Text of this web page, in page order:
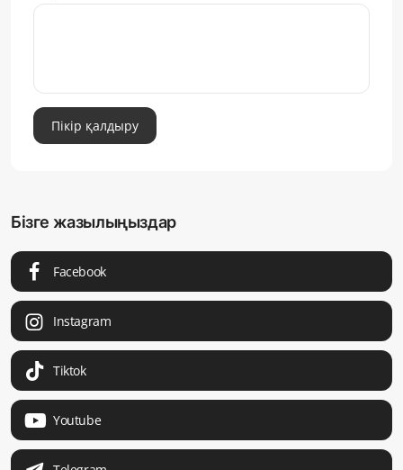
Пікір қалдыру
Бізге жазылыңыздар
Facebook
Instagram
Tiktok
Youtube